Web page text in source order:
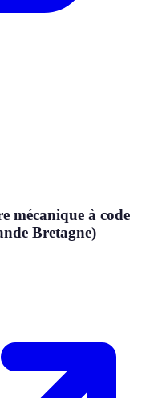
mécanique à code
Bretagne)